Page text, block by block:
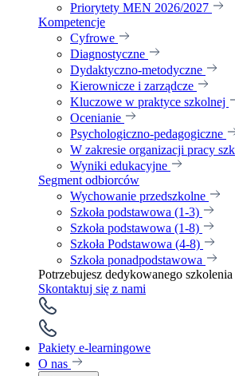
Priorytety MEN 2026/2027
Kompetencje
Cyfrowe
Diagnostyczne
Dydaktyczno-metodyczne
Kierownicze i zarządcze
Kluczowe w praktyce szkolnej
Ocenianie
Psychologiczno-pedagogiczne
W zakresie organizacji pracy
Wyniki edukacyjne
Segment odbiorców
Wychowanie przedszkolne
Szkoła podstawowa (1-3)
Szkoła podstawowa (1-8)
Szkoła Podstawowa (4-8)
Szkoła ponadpodstawowa
Potrzebujesz dedykowanego
Skontaktuj się z nami
Pakiety e-learningowe
O nas